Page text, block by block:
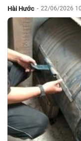
Hài Hước - 22/06/2026